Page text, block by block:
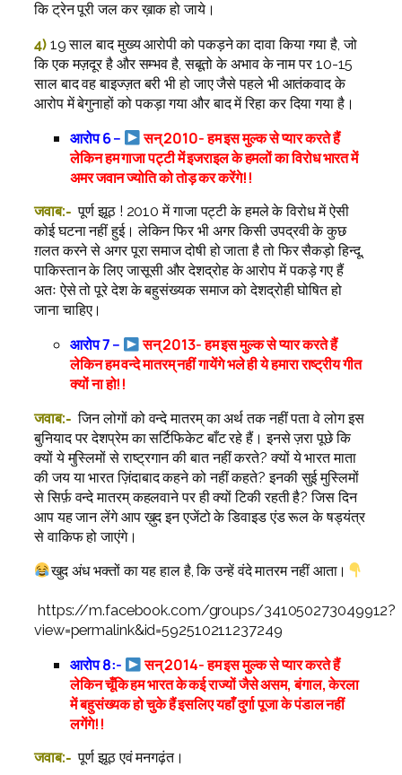
कि ट्रेन पूरी जल कर ख़ाक हो जाये।
4)19 साल बाद मुख्य आरोपी को पकड़ने का दावा किया गया है, जो
कि एक मज़दूर है और सम्भव है, सबूतो के अभाव के नाम पर 10-15
साल बाद वह बाइज्ज़त बरी भी हो जाए जैसे पहले भी आतंकवाद के
आरोप में बेगुनाहों को पकड़ा गया और बाद में रिहा कर दिया गया है।
आरोप 6 –
सन् 2010- हम इस मुल्क से प्यार करते हैं
लेकिन हम गाजा पट्टी में इजराइल के हमलों का विरोध भारत में
अमर जवान ज्योति को तोड़ कर करेंगे!!
जवाब:- पूर्ण झूठ ! 2010 में गाजा पट्टी के हमले के विरोध में ऐसी
कोई घटना नहीं हुई। लेकिन फिर भी अगर किसी उपद्रवी के कुछ
ग़लत करने से अगर पूरा समाज दोषी हो जाता है तो फिर सैकड़ो हिन्दू,
पाकिस्तान के लिए जासूसी और देशद्रोह के आरोप में पकड़े गए हैं
अतः ऐसे तो पूरे देश के बहुसंख्यक समाज को देशद्रोही घोषित हो
जाना चाहिए।
आरोप 7 –
सन् 2013- हम इस मुल्क से प्यार करते हैं
लेकिन हम वन्दे मातरम् नहीं गायेंगे भले ही ये हमारा राष्ट्रीय गीत
क्यों ना हो!!
जवाब:- जिन लोगों को वन्दे मातरम् का अर्थ तक नहीं पता वे लोग इस
बुनियाद पर देशप्रेम का सर्टिफिकेट बाँट रहे हैं। इनसे ज़रा पूछे कि
क्यों ये मुस्लिमों से राष्ट्रगान की बात नहीं करते? क्यों ये भारत माता
की जय या भारत ज़िंदाबाद कहने को नहीं कहते? इनकी सुई मुस्लिमों
से सिर्फ़ वन्दे मातरम् कहलवाने पर ही क्यों टिकी रहती है? जिस दिन
आप यह जान लेंगे आप ख़ुद इन एजेंटो के डिवाइड एंड रूल के षड्यंत्र
से वाकिफ हो जाएंगे।
खुद अंध भक्तों का यह हाल है, कि उन्हें वंदे मातरम नहीं आता।
https://m.facebook.com/groups/341050273049912?
view=permalink&id=592510211237249
आरोप 8:-
सन् 2014- हम इस मुल्क से प्यार करते हैं
लेकिन चूँकि हम भारत के कई राज्यों जैसे असम, बंगाल, केरला
में बहुसंख्यक हो चुके हैं इसलिए यहाँ दुर्गा पूजा के पंडाल नहीं
लगेंगे!!
जवाब:- पूर्ण झूठ एवं मनगढ़ंत।